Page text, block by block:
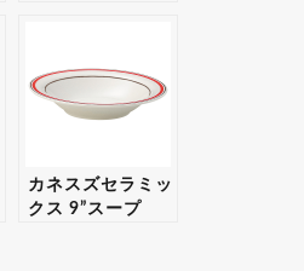
カネスズセラミッ
クス 9”スープ